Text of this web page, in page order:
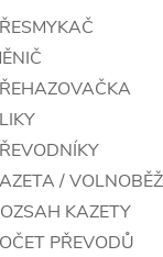
/
KAZETY
PŘEVODŮ